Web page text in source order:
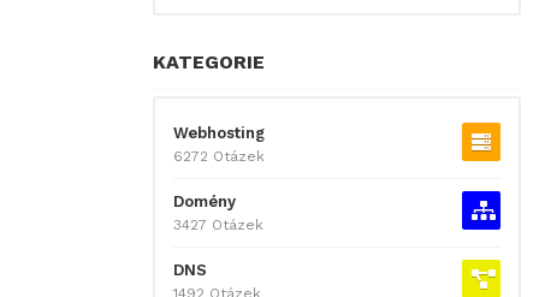
KATEGORIE
Webhosting
6272 Otázek
Domény
3427 Otázek
DNS
1492 Otázek